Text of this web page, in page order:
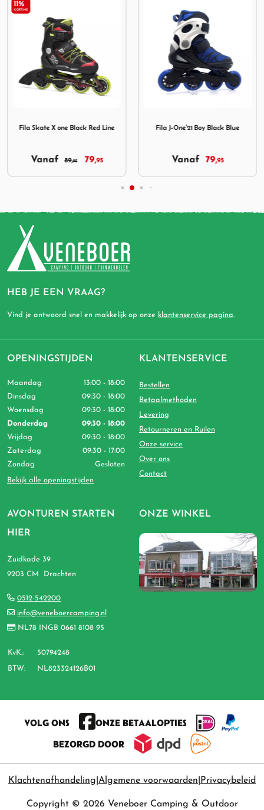
11%
KORTING
Fila Skate X one Black Red Line
Vanaf89,95 79,95
Fila J-One'21 Boy Black Blue
Vanaf 79,95
HEB JE EEN VRAAG?
Vind je antwoord snel en makkelijk op onze klantenservice pagina.
AVONTUREN STARTEN
HIER
Zuidkade 39
9203 CM Drachten
0512-542200
info@veneboercamping.nl
NL78 INGB 0661 8108 95
KvK.: 50794248
BTW: NL823324126B01
OPENINGSTIJDEN
Maandag
13:00 - 18:00
Dinsdag
09:30 - 18:00
Woensdag
09:30 - 18:00
Donderdag
09:30 - 18:00
Vrijdag
09:30 - 18:00
Zaterdag
09:30 - 17:00
Zondag
Gesloten
Bekijk alle openingstijden
KLANTENSERVICE
Bestellen
Betaalmethoden
Levering
Retourneren en Ruilen
Onze service
Over ons
Contact
ONZE WINKEL
VOLG ONS
ONZE BETAALOPTIES
BEZORGD DOOR
Klachtenafhandeling Algemene voorwaarden Privacybeleid
Copyright © 2026 Veneboer Camping & Outdoor